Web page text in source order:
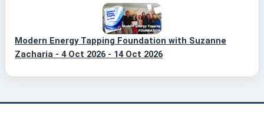
Modern Energy Tapping Foundation with Suzanne
Zacharia - 4 Oct 2026 - 14 Oct 2026